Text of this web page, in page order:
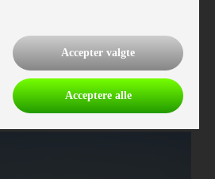
kr 6.239,-
Accepter valgte
Acceptere alle